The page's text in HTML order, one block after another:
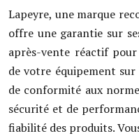
Lapeyre, une marque
offre une garantie sur
après-vente réactif
de votre équipement
de conformité aux
sécurité et de
fiabilité des produits.